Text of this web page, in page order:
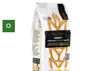
O